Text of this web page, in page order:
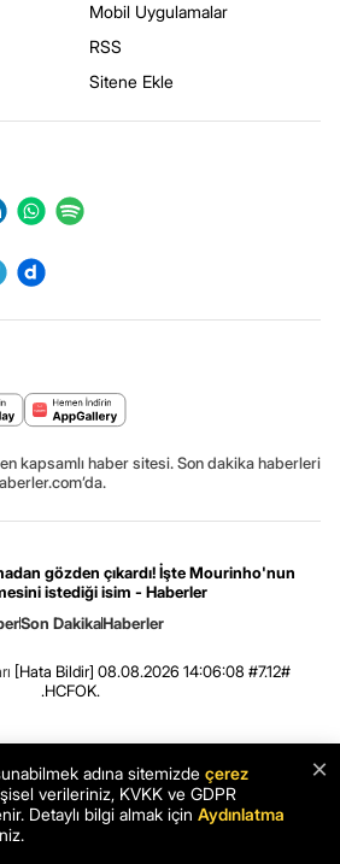
Mobil Uygulamalar
RSS
Sitene Ekle
kapsamlı haber sitesi. Son dakika haberleri
gözden çıkardı! İşte Mourinho'nun
istediği isim - Haberler
Son DakikaHaberler
[Hata Bildir] 08.08.2026 14:06:08 #7.12#
.HCFOK.
×
adına sitemizde çerez
verileriniz, KVKK ve GDPR
Detaylı bilgi almak için Aydınlatma